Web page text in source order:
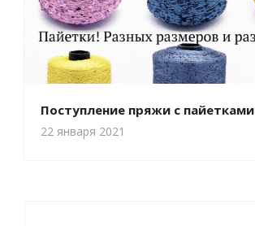
Поступление пряжи с пайетками
22 января 2021